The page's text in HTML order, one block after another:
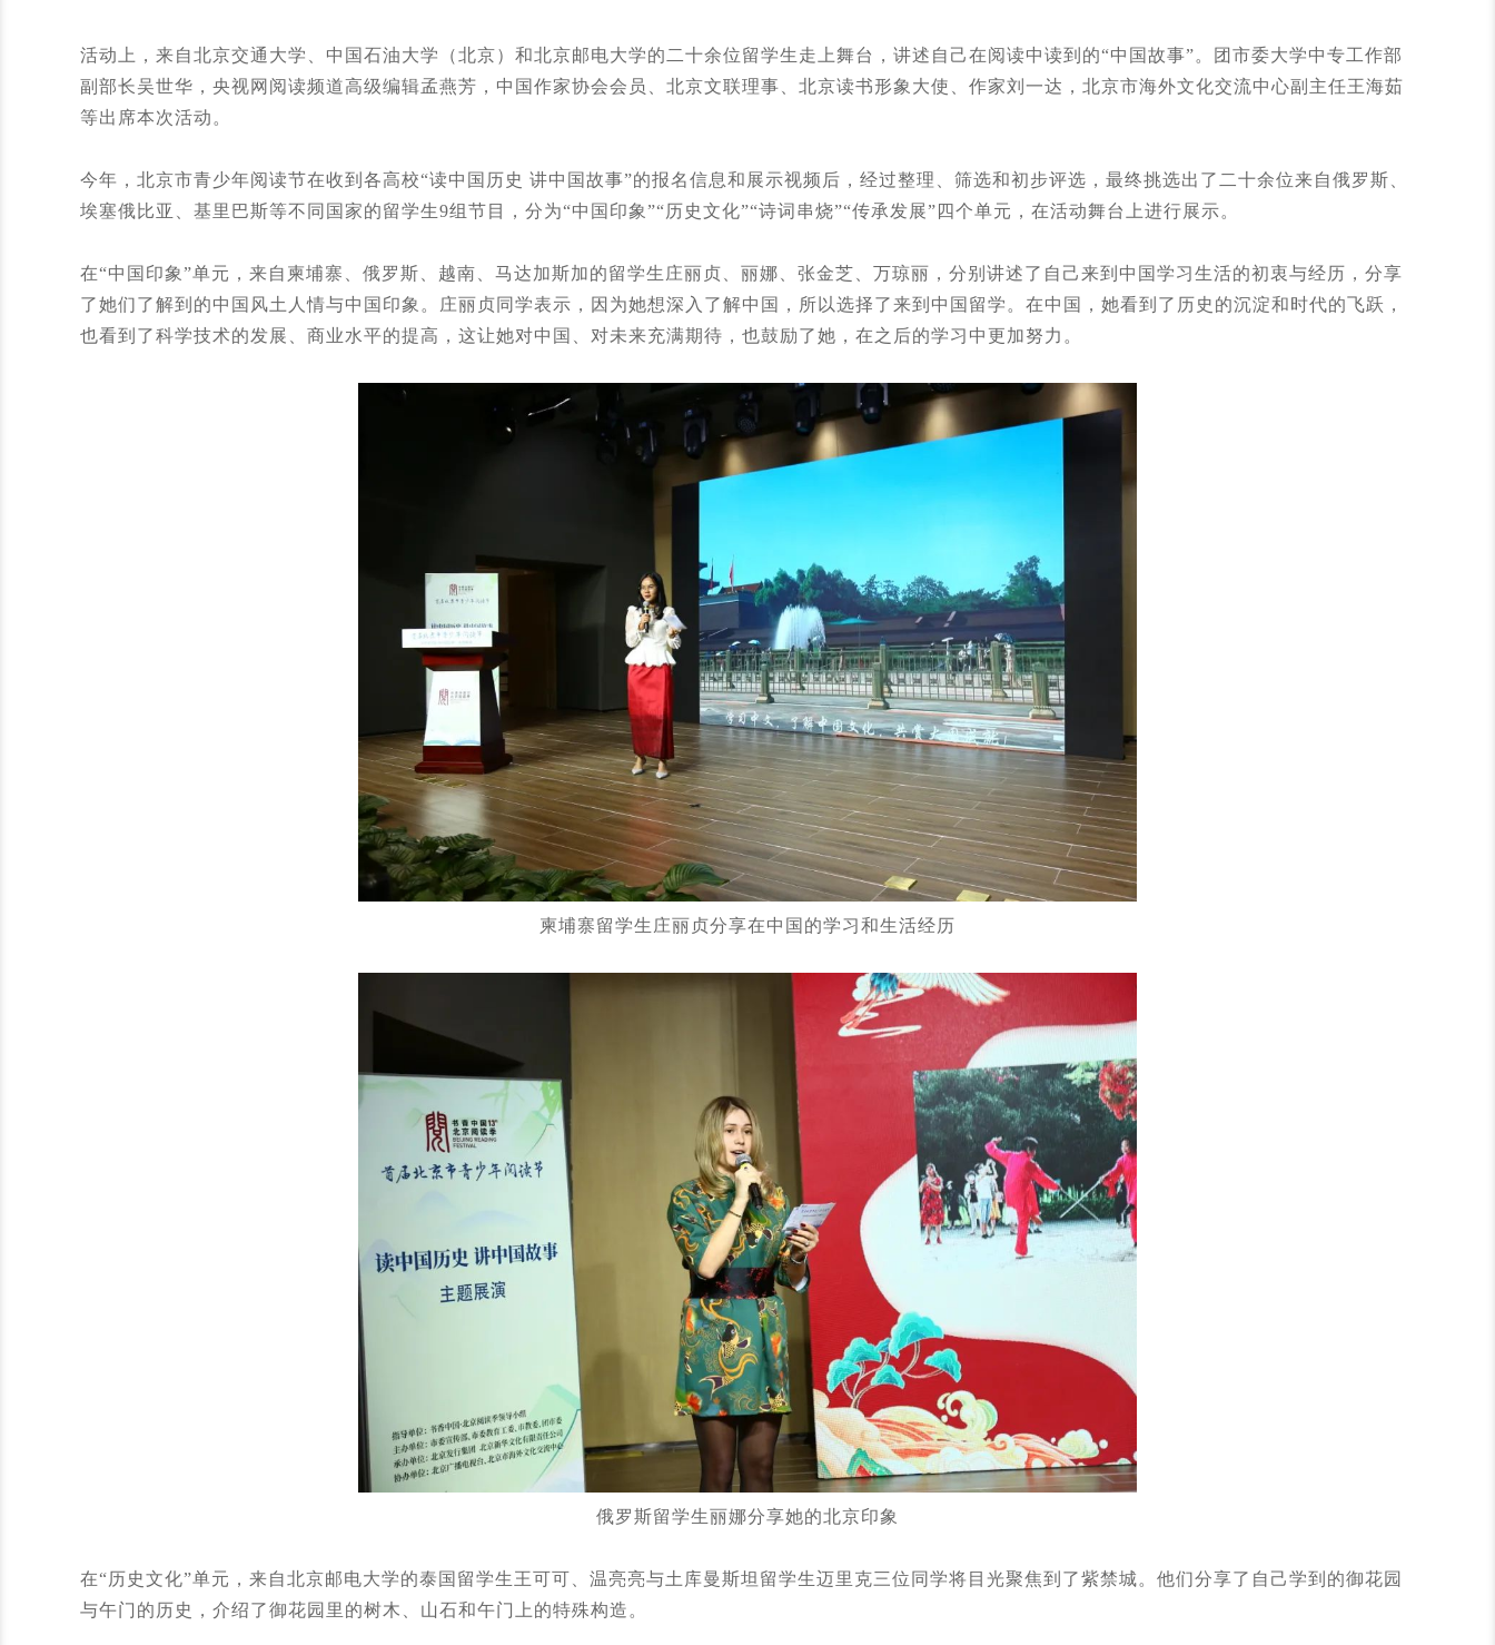
活动上，来自北京交通大学、中国石油大学（北京）和北京邮电大学的二十余位留学生走上舞台，讲述自己在阅读中读到的“中国故事”。团市委大学中专工作部
副部长吴世华，央视网阅读频道高级编辑孟燕芳，中国作家协会会员、北京文联理事、北京读书形象大使、作家刘一达，北京市海外文化交流中心副主任王海茹
等出席本次活动。
今年，北京市青少年阅读节在收到各高校“读中国历史 讲中国故事”的报名信息和展示视频后，经过整理、筛选和初步评选，最终挑选出了二十余位来自俄罗斯、
埃塞俄比亚、基里巴斯等不同国家的留学生9组节目，分为“中国印象”“历史文化”“诗词串烧”“传承发展”四个单元，在活动舞台上进行展示。
在“中国印象”单元，来自柬埔寨、俄罗斯、越南、马达加斯加的留学生庄丽贞、丽娜、张金芝、万琼丽，分别讲述了自己来到中国学习生活的初衷与经历，分享
了她们了解到的中国风土人情与中国印象。庄丽贞同学表示，因为她想深入了解中国，所以选择了来到中国留学。在中国，她看到了历史的沉淀和时代的飞跃，
也看到了科学技术的发展、商业水平的提高，这让她对中国、对未来充满期待，也鼓励了她，在之后的学习中更加努力。
柬埔寨留学生庄丽贞分享在中国的学习和生活经历
俄罗斯留学生丽娜分享她的北京印象
在“历史文化”单元，来自北京邮电大学的泰国留学生王可可、温亮亮与土库曼斯坦留学生迈里克三位同学将目光聚焦到了紫禁城。他们分享了自己学到的御花园
与午门的历史，介绍了御花园里的树木、山石和午门上的特殊构造。